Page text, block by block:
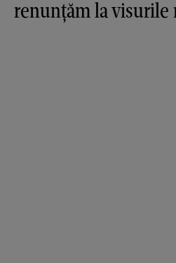
renunțăm la visurile